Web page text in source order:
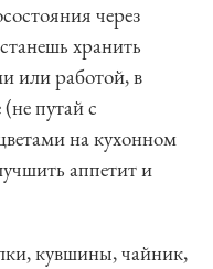
через
хранить
или работой, в
путай с
на кухонном
аппетит и
кувшины, чайник,